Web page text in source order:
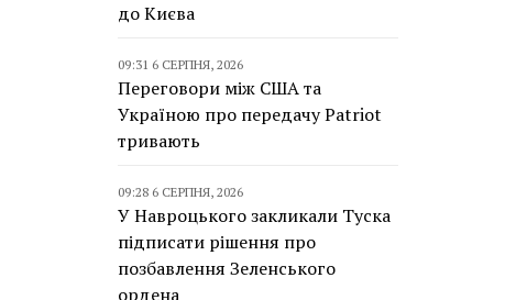
до Києва
09:31 6 СЕРПНЯ, 2026
Переговори між США та
Україною про передачу Patriot
тривають
09:28 6 СЕРПНЯ, 2026
У Навроцького закликали Туска
підписати рішення про
позбавлення Зеленського
ордена